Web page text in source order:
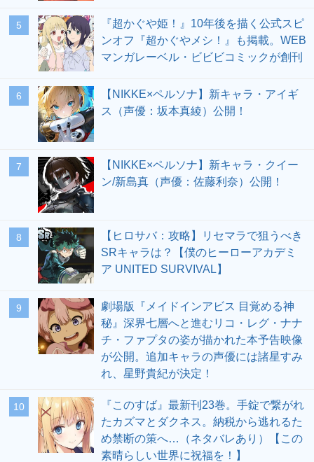
5
『超かぐや姫！』10年後を描く公式スピ
ンオフ『超かぐやメシ！』も掲載。WEB
マンガレーベル・ビビビコミックが創刊
6
【NIKKE×ペルソナ】新キャラ・アイギ
ス（声優：坂本真綾）公開！
7
【NIKKE×ペルソナ】新キャラ・クイー
ン/新島真（声優：佐藤利奈）公開！
8
【ヒロサバ：攻略】リセマラで狙うべき
SRキャラは？【僕のヒーローアカデミ
ア UNITED SURVIVAL】
9
劇場版『メイドインアビス 目覚める神
秘』深界七層へと進むリコ・レグ・ナナ
チ・ファプタの姿が描かれた本予告映像
が公開。追加キャラの声優には諸星すみ
れ、星野貴紀が決定！
10
『このすば』最新刊23巻。手錠で繋がれ
たカズマとダクネス。納税から逃れるた
め禁断の策へ…（ネタバレあり）【この
素晴らしい世界に祝福を！】